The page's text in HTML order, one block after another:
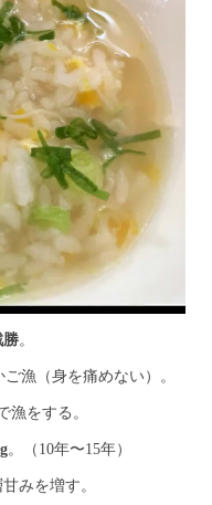
勝。
漁（身を痛めない）。
漁をする。
。（10年〜15年）
みを増す。